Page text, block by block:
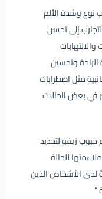
وشدة الألم
إلى تحسن
الراحة وتحسين
مثل اضطرابات
في بعض الحالات
حبوب زيفو لتحديد
للحالة
لدى الأشخاص الذين
”